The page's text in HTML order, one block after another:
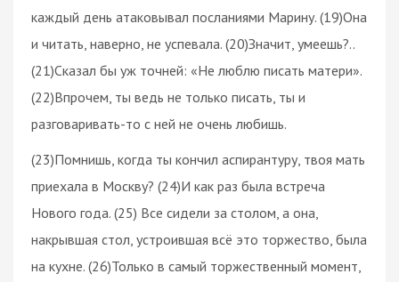
каждый день атаковывал посланиями Марину. (19)Она
и читать, наверно, не успевала. (20)Значит, умеешь?..
(21)Сказал бы уж точней: «Не люблю писать матери».
(22)Впрочем, ты ведь не только писать, ты и
разговаривать-то с ней не очень любишь.
(23)Помнишь, когда ты кончил аспирантуру, твоя мать
приехала в Москву? (24)И как раз была встреча
Нового года. (25) Все сидели за столом, а она,
накрывшая стол, устроившая всё это торжество, была
на кухне. (26)Только в самый торжественный момент,